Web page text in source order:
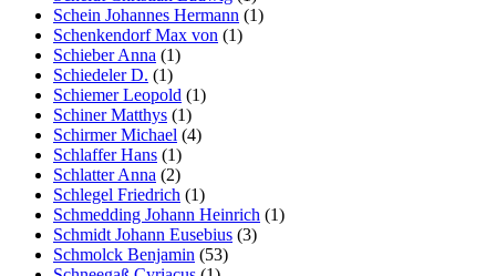
Schein Johannes Hermann (1)
Schenkendorf Max von (1)
Schieber Anna (1)
Schiedeler D. (1)
Schiemer Leopold (1)
Schiner Matthys (1)
Schirmer Michael (4)
Schlaffer Hans (1)
Schlatter Anna (2)
Schlegel Friedrich (1)
Schmedding Johann Heinrich (1)
Schmidt Johann Eusebius (3)
Schmolck Benjamin (53)